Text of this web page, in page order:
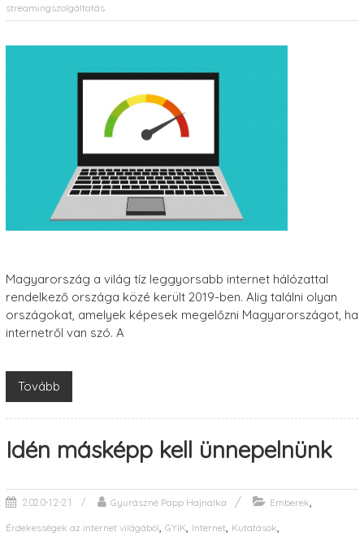
streamingszolgáltatás
Magyarország a világ tíz leggyorsabb internet hálózattal
rendelkező országa közé került 2019-ben. Alig találni olyan
országokat, amelyek képesek megelőzni Magyarországot, ha
internetről van szó. A
Tovább
Idén másképp kell ünnepelnünk
2020-12-21 Gyurászné Papp Hajnalka Emberek
Érdekességek az internet világából GYIK Internet, Kutatások